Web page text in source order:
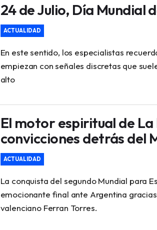
24 de Julio, Día Mundial
ACTUALIDAD
En este sentido, los especialistas
empiezan con señales discretas que
alto
El motor espiritual de
convicciones detrás del
ACTUALIDAD
La conquista del segundo Mundial para
emocionante final ante Argentina
valenciano Ferran Torres.